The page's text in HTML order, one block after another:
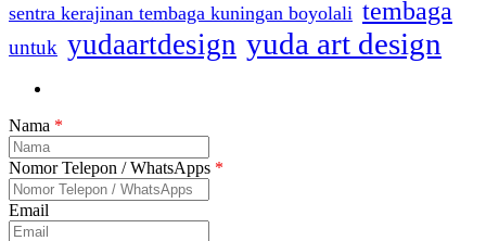
sentra kerajinan tembaga kuningan boyolali tembaga
untuk yudaartdesign yuda art design
Nama *
Nomor Telepon / WhatsApps *
Email